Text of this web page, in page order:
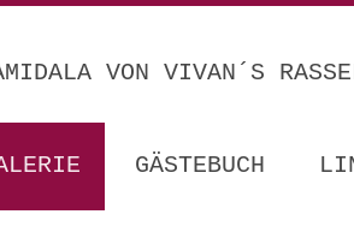
VON VIVAN´S
GÄSTEBUCH